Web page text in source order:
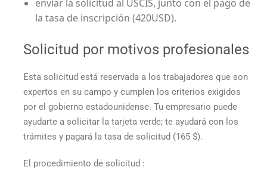
enviar la solicitud al USCIS, junto con el pago de
la tasa de inscripción (420USD).
Solicitud por motivos profesionales
Esta solicitud está reservada a los trabajadores que son
expertos en su campo y cumplen los criterios exigidos
por el gobierno estadounidense. Tu empresario puede
ayudarte a solicitar la tarjeta verde; te ayudará con los
trámites y pagará la tasa de solicitud (165 $).
El procedimiento de solicitud :